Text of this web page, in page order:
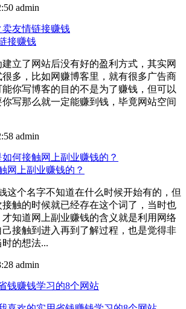
admin
接赚钱
立了网站后没有好的盈利方式，其实网
多，比如网赚博客里，就有很多广告商
你写博客的目的不是为了赚钱，但可以
写那么就一定能赚到钱，毕竟网站空间
admin
网上副业赚钱的？
这个名字不知道在什么时候开始有的，但
触的时候就已经存在这个词了，当时也
知道网上副业赚钱的含义就是利用网络
接触到进入再到了解过程，也是觉得非
的想法...
admin
钱赚钱学习的8个网站